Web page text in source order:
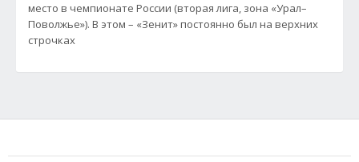
место в чемпионате России (вторая лига, зона «Урал–
Поволжье»). В этом – «Зенит» постоянно был на верхних
строчках